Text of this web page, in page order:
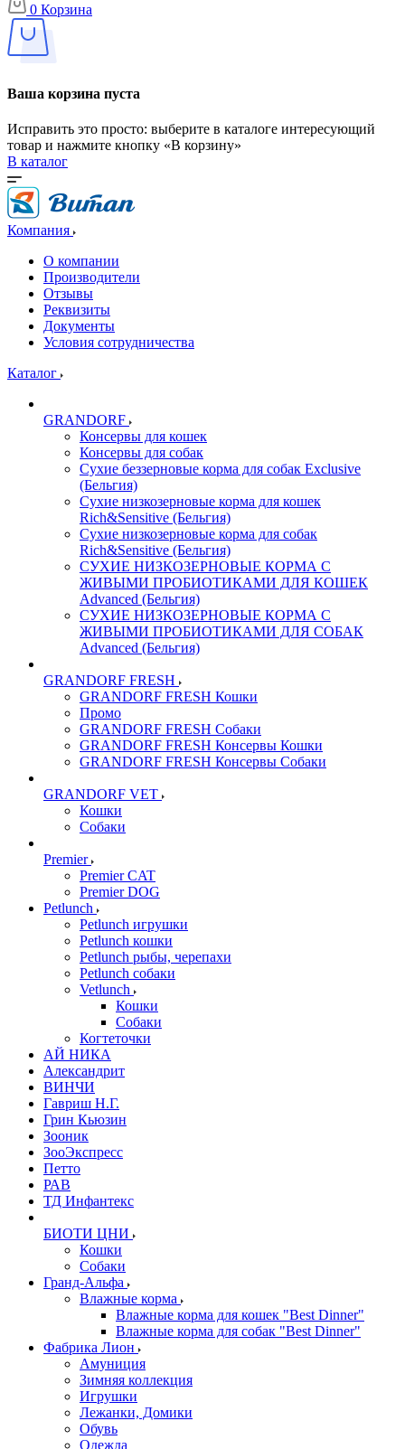
0 Корзина
Ваша корзина пуста
Исправить это просто: выберите в каталоге интересующий
товар и нажмите кнопку «В корзину»
В каталог
Компания
О компании
Производители
Отзывы
Реквизиты
Документы
Условия сотрудничества
Каталог
GRANDORF
Консервы для кошек
Консервы для собак
Сухие беззерновые корма для собак Exclusive
(Бельгия)
Сухие низкозерновые корма для кошек
Rich&Sensitive (Бельгия)
Сухие низкозерновые корма для собак
Rich&Sensitive (Бельгия)
СУХИЕ НИЗКОЗЕРНОВЫЕ КОРМА С
ЖИВЫМИ ПРОБИОТИКАМИ ДЛЯ КОШЕК
Advanced (Бельгия)
СУХИЕ НИЗКОЗЕРНОВЫЕ КОРМА С
ЖИВЫМИ ПРОБИОТИКАМИ ДЛЯ СОБАК
Advanced (Бельгия)
GRANDORF FRESH
GRANDORF FRESH Кошки
Промо
GRANDORF FRESH Собаки
GRANDORF FRESH Консервы Кошки
GRANDORF FRESH Консервы Собаки
GRANDORF VET
Кошки
Собаки
Premier
Premier CAT
Premier DOG
Petlunch
Petlunch игрушки
Petlunch кошки
Petlunch рыбы, черепахи
Petlunch собаки
Vetlunch
Кошки
Собаки
Когтеточки
АЙ НИКА
Александрит
ВИНЧИ
Гавриш Н.Г.
Грин Кьюзин
Зооник
ЗооЭкспресс
Петто
РАВ
ТД Инфантекс
БИОТИ ЦНИ
Кошки
Собаки
Гранд-Альфа
Влажные корма
Влажные корма для кошек "Best Dinner"
Влажные корма для собак "Best Dinner"
Фабрика Лион
Амуниция
Зимняя коллекция
Игрушки
Лежанки, Домики
Обувь
Одежда